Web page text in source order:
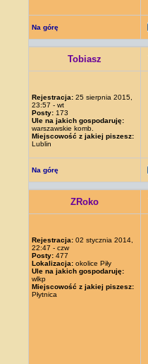
Na górę
Tobiasz
Rejestracja: 25 sierpnia 2015,
23:57 - wt
Posty: 173
Ule na jakich gospodaruję:
warszawskie komb.
Miejscowość z jakiej piszesz:
Lublin
Na górę
ZRoko
Rejestracja: 02 stycznia 2014,
22:47 - czw
Posty: 477
Lokalizacja: okolice Piły
Ule na jakich gospodaruję:
wlkp
Miejscowość z jakiej piszesz:
Płytnica